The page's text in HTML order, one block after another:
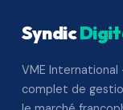
Syndic
VME
complet de